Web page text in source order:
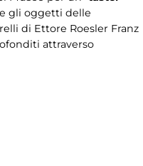
gli oggetti delle
di Ettore Roesler Franz
attraverso